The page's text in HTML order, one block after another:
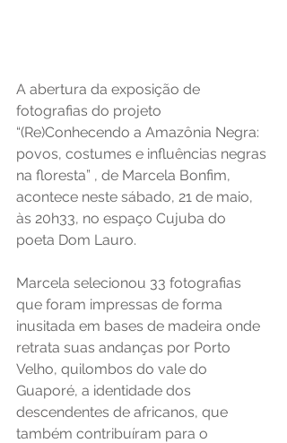
A abertura da exposição de
fotografias do projeto
“(Re)Conhecendo a Amazônia Negra:
povos, costumes e influências negras
na floresta” , de Marcela Bonfim,
acontece neste sábado, 21 de maio,
às 20h33, no espaço Cujuba do
poeta Dom Lauro.
Marcela selecionou 33 fotografias
que foram impressas de forma
inusitada em bases de madeira onde
retrata suas andanças por Porto
Velho, quilombos do vale do
Guaporé, a identidade dos
descendentes de africanos, que
também contribuíram para o